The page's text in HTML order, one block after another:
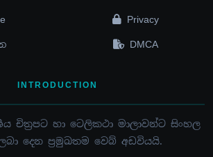
Privacy
DMCA
INTRODUCTION
චිත්‍රපට හා ටෙලිකථා මාලාවන්ට සිංහල
දෙන ප්‍රමුඛතම වෙබ් අඩවියයි.